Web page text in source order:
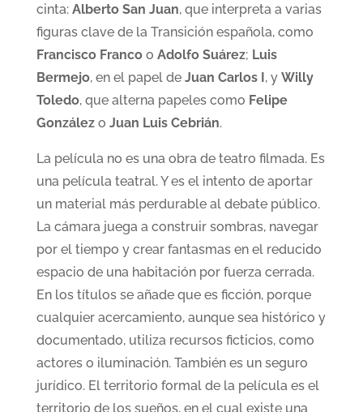
cinta: Alberto San Juan, que interpreta a varias
figuras clave de la Transición española, como
Francisco Francoo Adolfo Suárez; Luis
Bermejo, en el papel de Juan Carlos I, y Willy
Toledo, que alterna papeles como Felipe
Gonzálezo Juan Luis Cebrián.
La película no es una obra de teatro filmada. Es
una película teatral. Y es el intento de aportar
un material más perdurable al debate público.
La cámara juega a construir sombras, navegar
por el tiempo y crear fantasmas en el reducido
espacio de una habitación por fuerza cerrada.
En los títulos se añade que es ficción, porque
cualquier acercamiento, aunque sea histórico y
documentado, utiliza recursos ficticios, como
actores o iluminación. También es un seguro
jurídico. El territorio formal de la película es el
territorio de los sueños, en el cual existe una